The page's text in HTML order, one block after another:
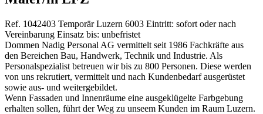
Ref. 1042403 Temporär Luzern 6003 Eintritt: sofort oder nach
Vereinbarung Einsatz bis: unbefristet
Dommen Nadig Personal AG vermittelt seit 1986 Fachkräfte aus
den Bereichen Bau, Handwerk, Technik und Industrie. Als
Personalspezialist betreuen wir bis zu 800 Personen. Diese werden
von uns rekrutiert, vermittelt und nach Kundenbedarf ausgerüstet
sowie aus- und weitergebildet.
Wenn Fassaden und Innenräume eine ausgeklügelte Farbgebung
erhalten sollen, führt der Weg zu unseem Kunden im Raum Luzern.